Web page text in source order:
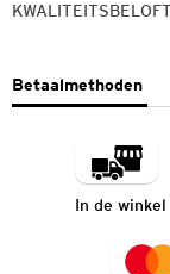
Betaalmethoden
In de winkel